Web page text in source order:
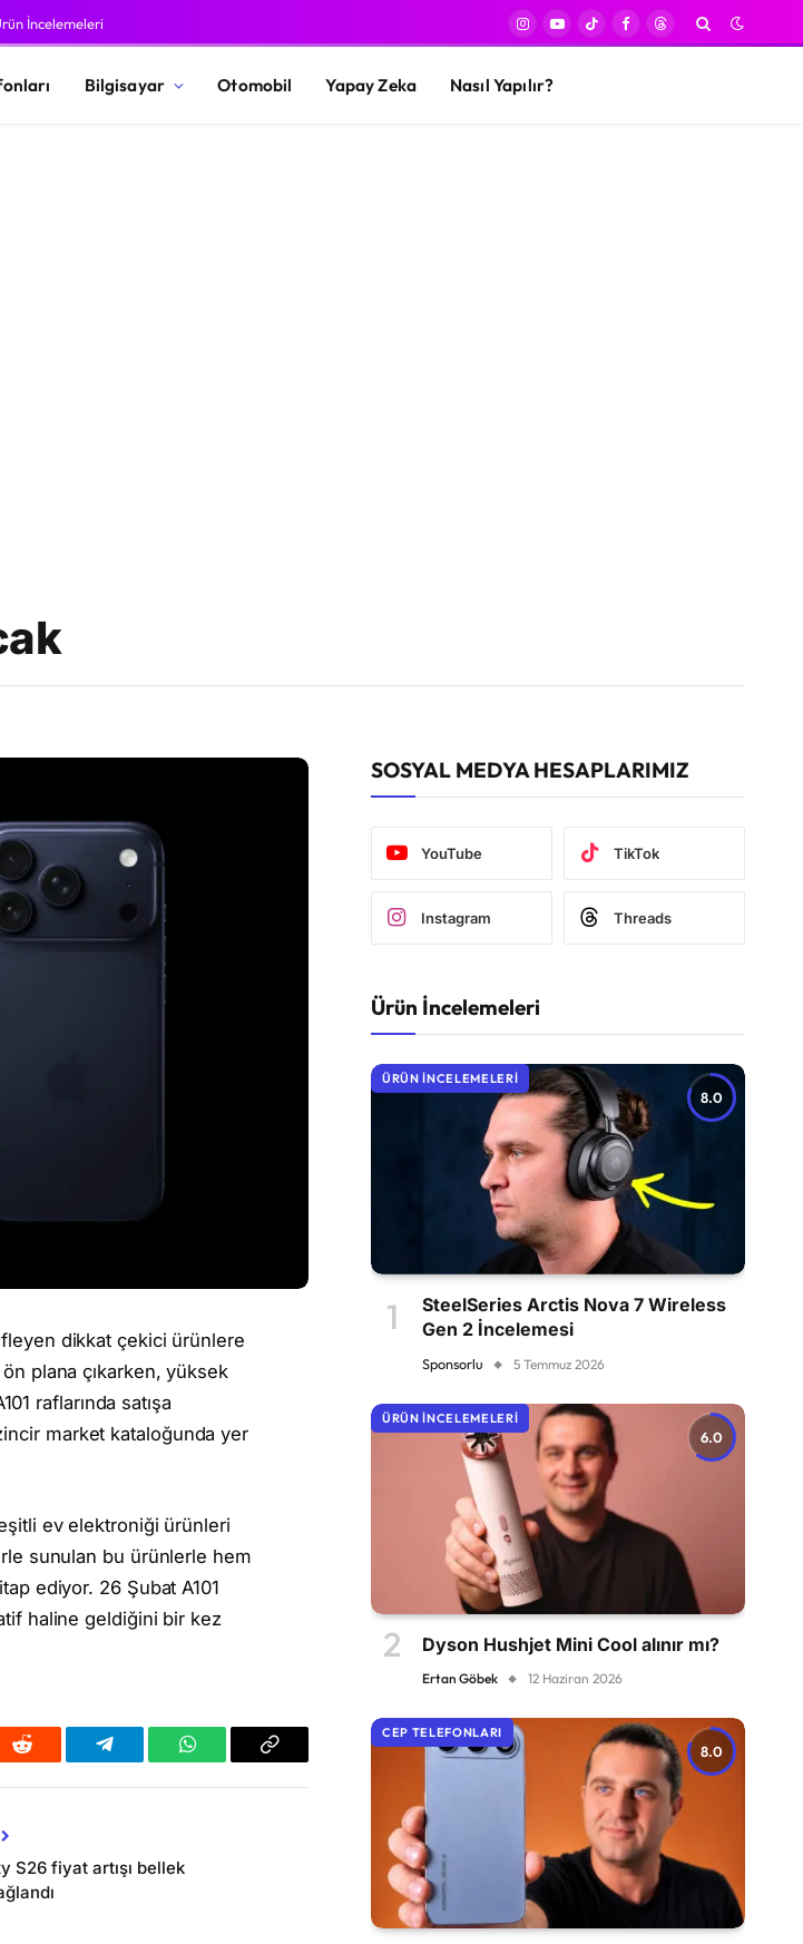
İncelemeleri
Instagram
YouTube
TikTokFacebook
Threads
Bilgisayar Otomobil Yapay Zeka Nasıl Yapılır?
dikkat çekici ürünlere
plana çıkarken, yüksek
raflarında satışa
market kataloğunda yer
ev elektroniği ürünleri
sunulan bu ürünlerle hem
ediyor. 26 Şubat A101
haline geldiğini bir kez
Reddit Telegram WhatsAppBağlantıyı
S26 fiyat artışı bellek
SOSYAL MEDYA HESAPLARIMIZ
YouTube TikTok
Instagram Threads
Ürün İncelemeleri
8.0
ÜRÜN İNCELEMELERI
SteelSeries Arctis Nova 7 Wireless
Gen 2 İncelemesi
Sponsorlu 5 Temmuz 2026
6.0
ÜRÜN İNCELEMELERI
Dyson Hushjet Mini Cool alınır mı?
Ertan Göbek 12 Haziran 2026
8.0
CEP TELEFONLARI